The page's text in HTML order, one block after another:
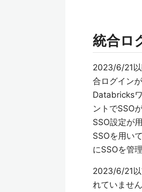
統合ロ
2023/6/21以
合ログイン
Databricks
ントでSSO
SSO設定が
SSOを用い
にSSOを管
2023/6/21以
れていませ